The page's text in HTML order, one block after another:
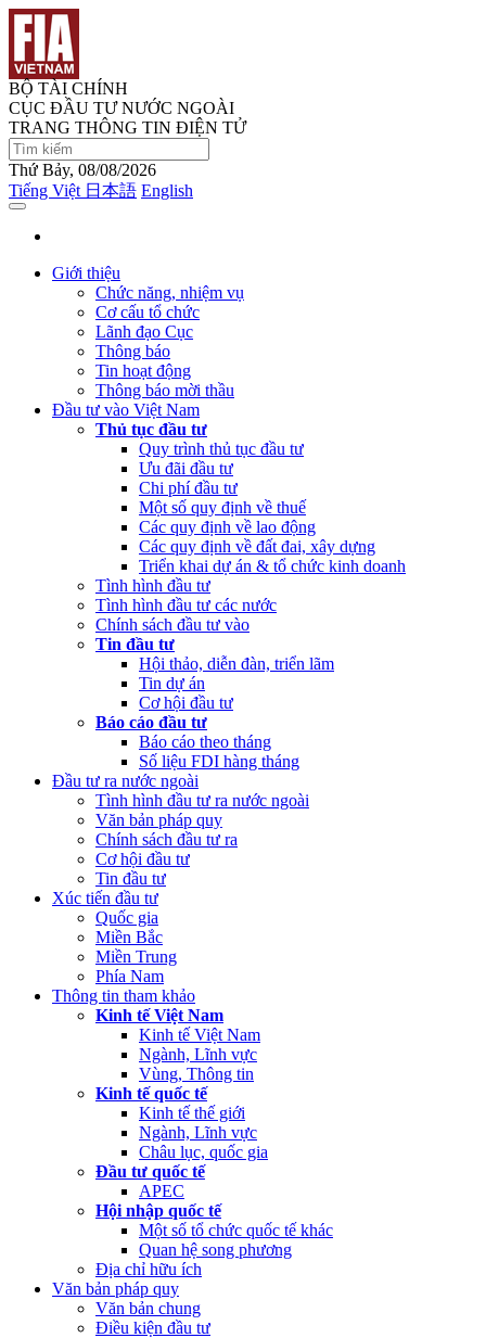
BỘ TÀI CHÍNH
CỤC ĐẦU TƯ NƯỚC NGOÀI
TRANG THÔNG TIN ĐIỆN TỬ
Thứ Bảy, 08/08/2026
Tiếng Việt 日本語 English
Giới thiệu
Chức năng, nhiệm vụ
Cơ cấu tổ chức
Lãnh đạo Cục
Thông báo
Tin hoạt động
Thông báo mời thầu
Đầu tư vào Việt Nam
Thủ tục đầu tư
Quy trình thủ tục đầu tư
Ưu đãi đầu tư
Chi phí đầu tư
Một số quy định về thuế
Các quy định về lao động
Các quy định về đất đai, xây dựng
Triển khai dự án & tổ chức kinh doanh
Tình hình đầu tư
Tình hình đầu tư các nước
Chính sách đầu tư vào
Tin đầu tư
Hội thảo, diễn đàn, triển lãm
Tin dự án
Cơ hội đầu tư
Báo cáo đầu tư
Báo cáo theo tháng
Số liệu FDI hàng tháng
Đầu tư ra nước ngoài
Tình hình đầu tư ra nước ngoài
Văn bản pháp quy
Chính sách đầu tư ra
Cơ hội đầu tư
Tin đầu tư
Xúc tiến đầu tư
Quốc gia
Miền Bắc
Miền Trung
Phía Nam
Thông tin tham khảo
Kinh tế Việt Nam
Kinh tế Việt Nam
Ngành, Lĩnh vực
Vùng, Thông tin
Kinh tế quốc tế
Kinh tế thế giới
Ngành, Lĩnh vực
Châu lục, quốc gia
Đầu tư quốc tế
APEC
Hội nhập quốc tế
Một số tổ chức quốc tế khác
Quan hệ song phương
Địa chỉ hữu ích
Văn bản pháp quy
Văn bản chung
Điều kiện đầu tư